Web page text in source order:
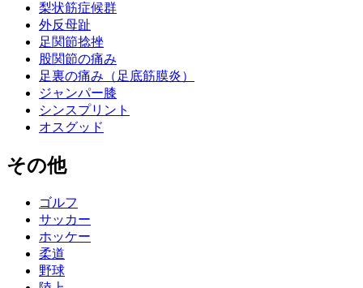
梨状筋症候群
外反母趾
足関節捻挫
股関節の痛み
足裏の痛み（足底筋膜炎）
ジャンパー膝
シンスプリント
オスグッド
その他
ゴルフ
サッカー
ホッケー
柔道
野球